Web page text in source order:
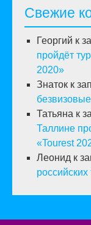
Свежие
Георгий к
пройдёт
2020»
Знаток к
Татьяна к
Таллине
«Tourest
Леонид к
российских